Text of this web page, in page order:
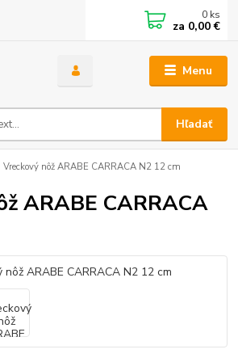
Menu
Hľadať
0 ks
za 0,00 €
Vreckový nôž ARABE CARRACA N2 12 cm
ARABE CARRACA